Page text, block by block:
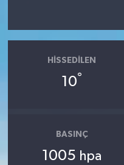
HISSEDILEN
10°
BASINÇ
1005 hpa